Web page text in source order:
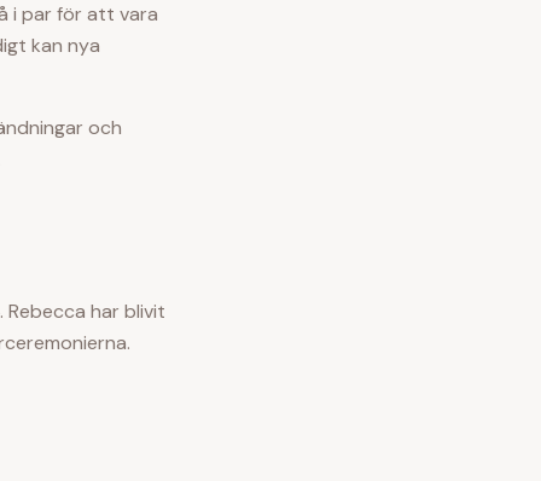
i par för att vara
kan nya
och
Rebecca har blivit